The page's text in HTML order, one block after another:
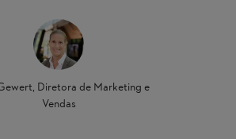
Diretora de Marketing e
Vendas